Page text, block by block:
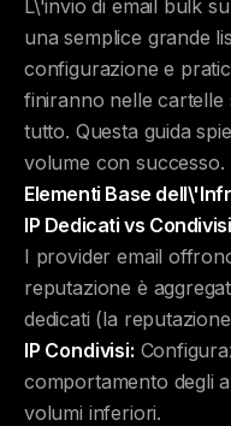
L\'invio di email bulk
una semplice grande
configurazione e
finiranno nelle
tutto. Questa guida
volume con successo.
Elementi Base
IP Dedicati vs Condivisi
I provider email
reputazione è
dedicati (la
IP Condivisi:
comportamento degli
volumi inferiori.